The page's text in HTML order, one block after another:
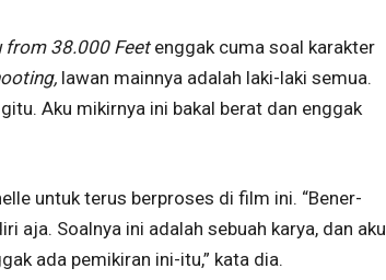
from 38.000 Feet enggak cuma soal karakter
lawan mainnya adalah laki-laki semua.
Aku mikirnya ini bakal berat dan enggak
untuk terus berproses di film ini. “Bener-
aja. Soalnya ini adalah sebuah karya, dan aku
ada pemikiran ini-itu,” kata dia.